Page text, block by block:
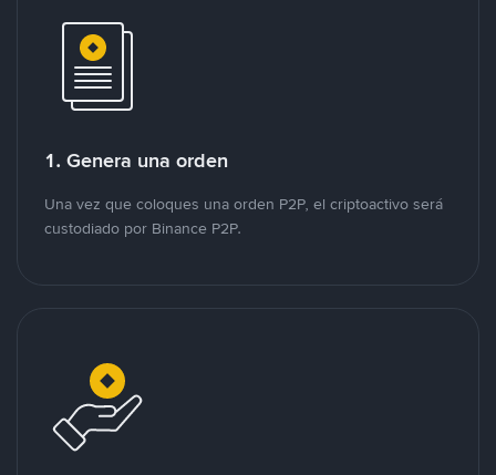
1. Genera una orden
Una vez que coloques una orden P2P, el criptoactivo será
custodiado por Binance P2P.